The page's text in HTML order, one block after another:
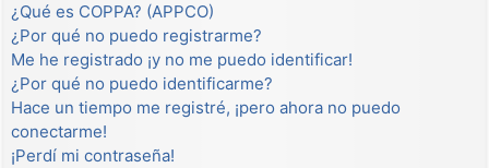
¿Qué es COPPA? (APPCO)
¿Por qué no puedo registrarme?
Me he registrado ¡y no me puedo identificar!
¿Por qué no puedo identificarme?
Hace un tiempo me registré, ¡pero ahora no puedo
conectarme!
¡Perdí mi contraseña!